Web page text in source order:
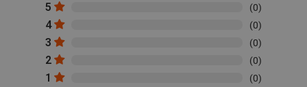
5 (0)
4 (0)
3 (0)
2 (0)
1 (0)